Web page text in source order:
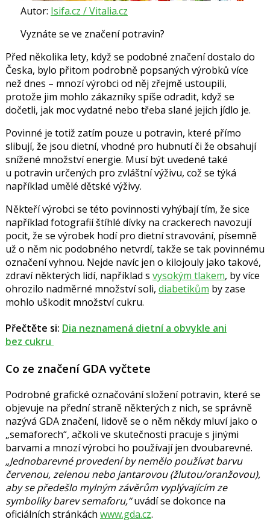
Autor: Isifa.cz / Vitalia.cz
Vyznáte se ve značení potravin?
Před několika lety, když se podobné značení dostalo do
Česka, bylo přitom podrobně popsaných výrobků více
než dnes – mnozí výrobci od něj zřejmě ustoupili,
protože jim mohlo zákazníky spíše odradit, když se
dočetli, jak moc vydatné nebo třeba slané jejich jídlo je.
Povinné je totiž zatím pouze u potravin, které přímo
slibují, že jsou dietní, vhodné pro hubnutí či že obsahují
snížené množství energie. Musí být uvedené také
u potravin určených pro zvláštní výživu, což se týká
například umělé dětské výživy.
Někteří výrobci se této povinnosti vyhýbají tím, že sice
například fotografií štíhlé dívky na crackerech navozují
pocit, že se výrobek hodí pro dietní stravování, písemně
už o něm nic podobného netvrdí, takže se tak povinnému
označení vyhnou. Nejde navíc jen o kilojouly jako takové,
zdraví některých lidí, například s vysokým tlakem, by více
ohrozilo nadměrné množství soli, diabetikům by zase
mohlo uškodit množství cukru.
Přečtěte si: Dia neznamená dietní a obvykle ani
bez cukru
Co ze značení GDA vyčtete
Podrobné grafické označování složení potravin, které se
objevuje na přední straně některých z nich, se správně
nazývá GDA značení, lidově se o něm někdy mluví jako o
„semaforech“, ačkoli ve skutečnosti pracuje s jinými
barvami a mnozí výrobci ho používají jen dvoubarevné.
„Jednobarevné provedení by nemělo používat barvu
červenou, zelenou nebo jantarovou (žlutou/oranžovou),
aby se předešlo mylným závěrům vyplývajícím ze
symboliky barev semaforu,“uvádí se dokonce na
oficiálních stránkách www.gda.cz.